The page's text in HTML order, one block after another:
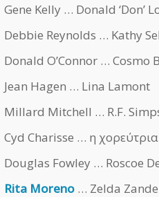
Gene Kelly … Donald ‘Don’
Debbie Reynolds … Kathy
Donald O’Connor … Cosmo
Jean Hagen … Lina Lamont
Millard Mitchell … R.F.
Cyd Charisse … η
Douglas Fowley … Roscoe
Rita Moreno … Zelda